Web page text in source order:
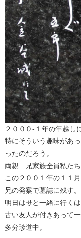
２０００-１年の年越し
特にそういう趣味があ
ったのだろう。
両親 兄家族全員私た
この２００１年の１１月
兄の発案で墓誌に残す。
明日は母と一緒に行くは
古い友人が付きあって一
多分珍道中。